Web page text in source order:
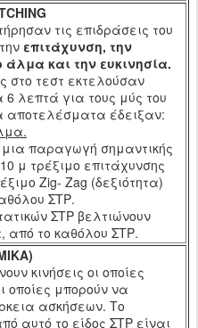
τις επιδράσεις του
επιτάχυνση, την
άλμα και την ευκινησία.
στο τεστ εκτελούσαν
6 λεπτά για τους μύς του
αποτελέσματα έδειξαν:
παραγωγή σημαντικής
μ τρέξιμο επιτάχυνσης
Zig- Zag (δεξιότητα)
ΣΤΡ.
ΣΤΡ βελτιώνουν
από το καθόλου ΣΤΡ.
κινήσεις οι οποίες
οποίες μπορούν να
ασκήσεων. Το
αυτό το είδος ΣΤΡ είναι